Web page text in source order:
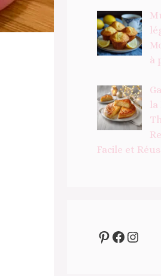
à
la
Facile et
Pinterest